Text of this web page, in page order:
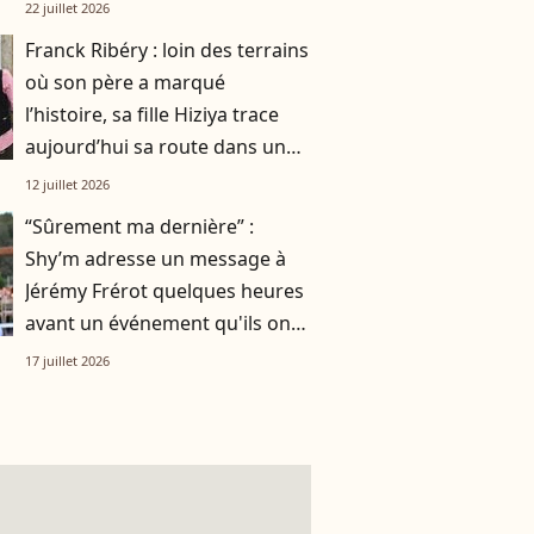
22 juillet 2026
Franck Ribéry : loin des terrains
où son père a marqué
l’histoire, sa fille Hiziya trace
aujourd’hui sa route dans un
tout autre univers
12 juillet 2026
“Sûrement ma dernière” :
Shy’m adresse un message à
Jérémy Frérot quelques heures
avant un événement qu'ils ont
vécu ensemble
17 juillet 2026